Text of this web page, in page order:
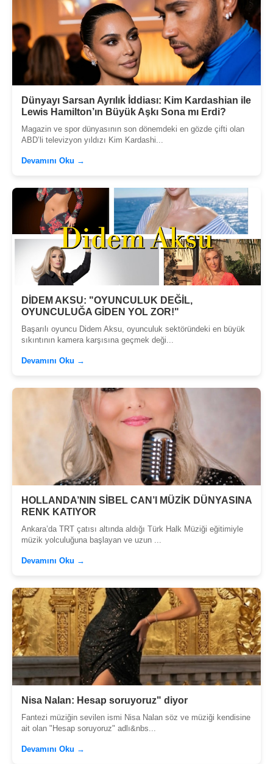
Dünyayı Sarsan Ayrılık İddiası: Kim Kardashian ile
Lewis Hamilton’ın Büyük Aşkı Sona mı Erdi?
Magazin ve spor dünyasının son dönemdeki en gözde çifti olan
ABD’li televizyon yıldızı Kim Kardashi...
Devamını Oku →
DİDEM AKSU: "OYUNCULUK DEĞİL,
OYUNCULUĞA GİDEN YOL ZOR!"
Başarılı oyuncu Didem Aksu, oyunculuk sektöründeki en büyük
sıkıntının kamera karşısına geçmek deği...
Devamını Oku →
HOLLANDA’NIN SİBEL CAN’I MÜZİK DÜNYASINA
RENK KATIYOR
Ankara’da TRT çatısı altında aldığı Türk Halk Müziği eğitimiyle
müzik yolculuğuna başlayan ve uzun ...
Devamını Oku →
Nisa Nalan: Hesap soruyoruz" diyor
Fantezi müziğin sevilen ismi Nisa Nalan söz ve müziği kendisine
ait olan "Hesap soruyoruz" adlı&nbs...
Devamını Oku →